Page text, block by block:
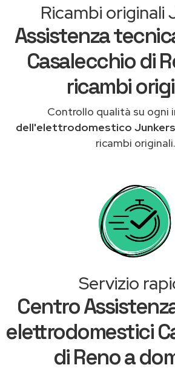
Ricambi originali
Assistenza
Casalecchio di
ricambi
Controllo qualità su ogni
dell'elettrodomestico Junkers
ricambi originali.
Servizio
Centro
elettrodomestici
di Reno a